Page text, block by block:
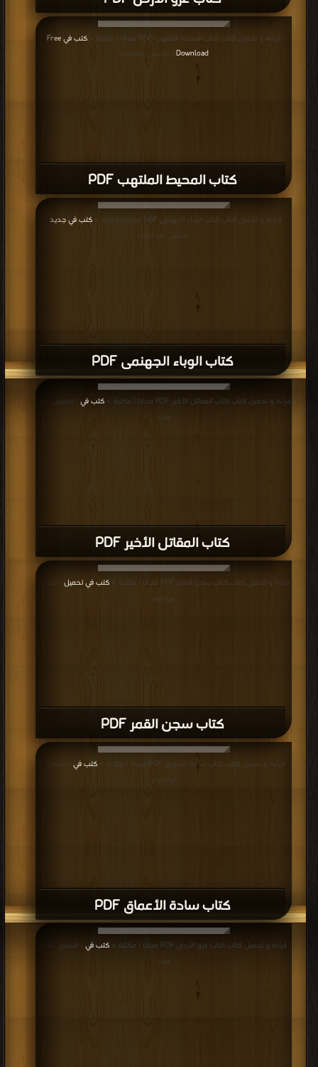
كتاب المحيط الملتهب PDF
قراءة و تحميل كتاب كتاب المحيط الملتهب PDF مجانا | مكتبة >
كتب في Free
Download | التحميل : مرة/مرات
كتاب الوباء الجهنمى PDF
قراءة و تحميل كتاب كتاب الوباء الجهنمى PDF مجانا | مكتبة > كتب في جديد
التحميل : مرة/مرات
كتاب المقاتل الأخير PDF
قراءة و تحميل كتاب كتاب المقاتل الأخير PDF مجانا | مكتبة > كتب في | التحميل : مرة/
مرات
كتاب سجن القمر PDF
قراءة و تحميل كتاب كتاب سجن القمر PDF مجانا | مكتبة > كتب في تحميل
: مرة/مرات
كتاب سادة الأعماق PDF
قراءة و تحميل كتاب كتاب سادة الأعماق PDF مجانا | مكتبة > كتب في
| التحميل :
مرة/مرات
قراءة و تحميل كتاب كتاب غزو الأرض PDF مجانا | مكتبة > كتب في | التحميل : مرة/
مرات